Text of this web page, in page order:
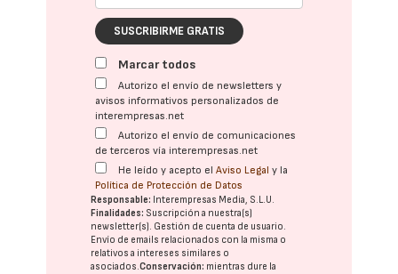
SUSCRIBIRME GRATIS
Marcar todos
Autorizo el envío de newsletters y
avisos informativos personalizados de
interempresas.net
Autorizo el envío de comunicaciones
de terceros vía interempresas.net
He leído y acepto elAviso Legal y la
Política de Protección de Datos
Responsable: Interempresas Media, S.L.U.
Finalidades: Suscripción a nuestra(s)
newsletter(s). Gestión de cuenta de usuario.
Envío de emails relacionados con la misma o
relativos a intereses similares o
asociados.Conservación: mientras dure la